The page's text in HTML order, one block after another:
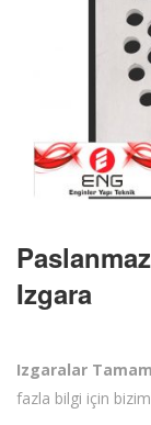
Izgara
Izgaralar
fazla bilgi için